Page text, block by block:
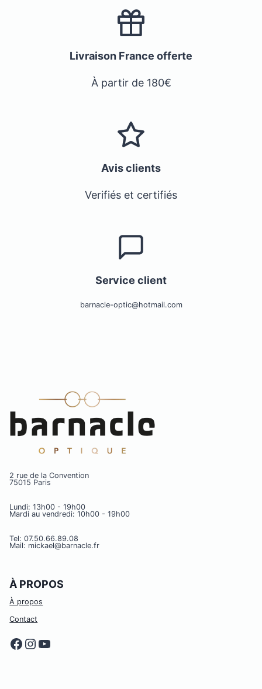
Livraison France offerte
À partir de 180€
Avis clients
Verifiés et certifiés
Service client
barnacle-optic@hotmail.com
2 rue de la Convention
75015 Paris
Lundi: 13h00 - 19h00
Mardi au vendredi: 10h00 - 19h00
Tel: 07.50.66.89.08
Mail: mickael@barnacle.fr
À PROPOS
À propos
Contact
Facebook
Instagram
YouTube